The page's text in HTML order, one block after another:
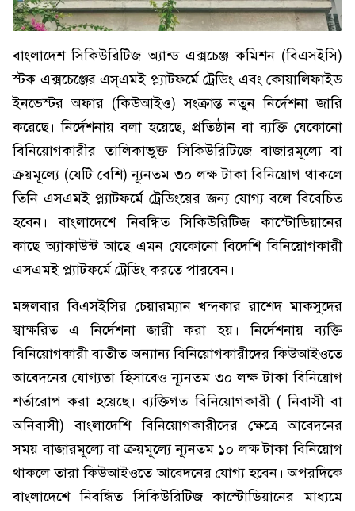
বাংলাদেশ সিকিউরিটিজ অ্যান্ড এক্সচেঞ্জ কমিশন (বিএসইসি)
স্টক এক্সচেঞ্জের এস্এমই প্ল্যাটফর্মে ট্রেডিং এবং কোয়ালিফাইড
ইনভেস্টর অফার (কিউআইও) সংক্রান্ত নতুন নির্দেশনা জারি
করেছে। নির্দেশনায় বলা হয়েছে, প্রতিষ্ঠান বা ব্যক্তি যেকোনো
বিনিয়োগকারীর তালিকাভুক্ত সিকিউরিটিজে বাজারমূল্যে বা
ক্রয়মূল্যে (যেটি বেশি) ন্যূনতম ৩০ লক্ষ টাকা বিনিয়োগ থাকলে
তিনি এসএমই প্ল্যাটফর্মে ট্রেডিংয়ের জন্য যোগ্য বলে বিবেচিত
হবেন। বাংলাদেশে নিবন্ধিত সিকিউরিটিজ কাস্টোডিয়ানের
কাছে অ্যাকাউন্ট আছে এমন যেকোনো বিদেশি বিনিয়োগকারী
এসএমই প্ল্যাটফর্মে ট্রেডিং করতে পারবেন।
মঙ্গলবার বিএসইসির চেয়ারম্যান খন্দকার রাশেদ মাকসুদের
স্বাক্ষরিত এ নির্দেশনা জারী করা হয়। নির্দেশনায় ব্যক্তি
বিনিয়োগকারী ব্যতীত অন্যান্য বিনিয়োগকারীদের কিউআইওতে
আবেদনের যোগ্যতা হিসাবেও ন্যূনতম ৩০ লক্ষ টাকা বিনিয়োগ
শর্তারোপ করা হয়েছে। ব্যক্তিগত বিনিয়োগকারী ( নিবাসী বা
অনিবাসী) বাংলাদেশি বিনিয়োগকারীদের ক্ষেত্রে আবেদনের
সময় বাজারমূল্যে বা ক্রয়মূল্যে ন্যূনতম ১০ লক্ষ টাকা বিনিয়োগ
থাকলে তারা কিউআইওতে আবেদনের যোগ্য হবেন। অপরদিকে
বাংলাদেশে নিবন্ধিত সিকিউরিটিজ কাস্টোডিয়ানের মাধ্যমে